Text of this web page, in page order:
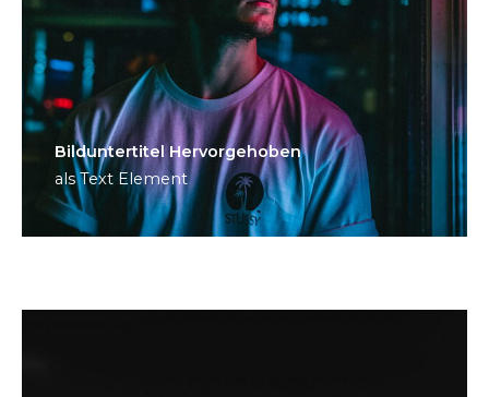
Bild­unter­titel Hervorgehoben
als Text Element